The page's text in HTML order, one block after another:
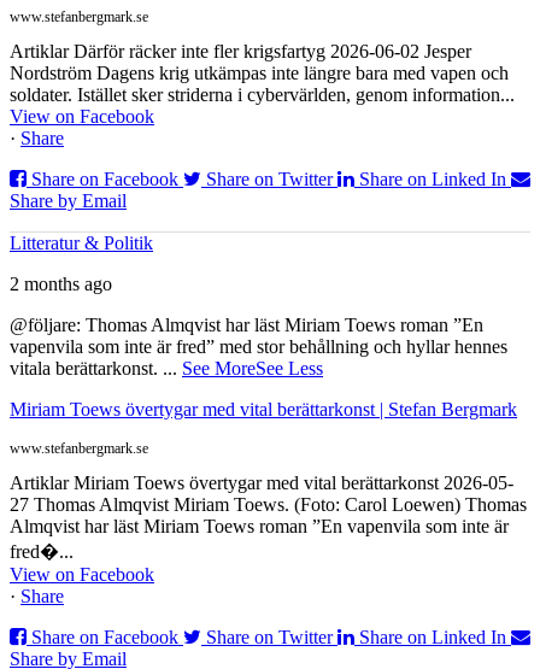
www.stefanbergmark.se
Artiklar Därför räcker inte fler krigsfartyg 2026-06-02 Jesper
Nordström Dagens krig utkämpas inte längre bara med vapen och
soldater. Istället sker striderna i cybervärlden, genom information...
View on Facebook
· Share
Share on Facebook
Share on Twitter
Share on Linked In
Share by Email
Litteratur & Politik
2 months ago
@följare: Thomas Almqvist har läst Miriam Toews roman ”En
vapenvila som inte är fred” med stor behållning och hyllar hennes
vitala berättarkonst. ... See MoreSee Less
Miriam Toews övertygar med vital berättarkonst | Stefan Bergmark
www.stefanbergmark.se
Artiklar Miriam Toews övertygar med vital berättarkonst 2026-05-
27 Thomas Almqvist Miriam Toews. (Foto: Carol Loewen) Thomas
Almqvist har läst Miriam Toews roman ”En vapenvila som inte är
fred�...
View on Facebook
· Share
Share on Facebook
Share on Twitter
Share on Linked In
Share by Email